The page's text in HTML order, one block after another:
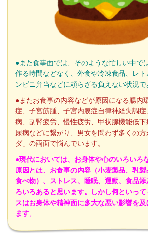
●また食事面では、そのような忙しい中で
作る時間などなく、外食や冷凍食品、レト
ンビニ弁当などに頼らざる負えない状況で
●またお食事の内容などが原因になる腸内
症、子宮筋腫、子宮内膜症自律神経失調症
病、副腎疲労、慢性疲労、甲状腺機能低
尿病などに繋がり、男女を問わず多くの方
ダ」の両面で悩んでいます。
●現代においては、お身体や心のいろいろ
原因とは、お食事の内容（小麦製品、乳
食べ物）、ストレス、睡眠、運動、食品
ろいろあると思います。しかし何といっ
スはお身体や精神面に多大な悪い影響を
ます。